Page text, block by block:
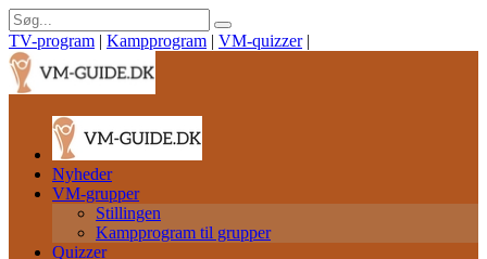
TV-program | Kampprogram | VM-quizzer |
Nyheder
VM-grupper
Stillingen
Kampprogram til grupper
Quizzer